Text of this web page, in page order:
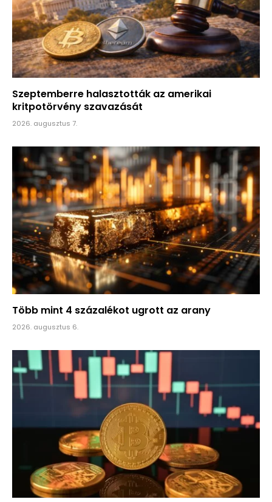
Szeptemberre halasztották az amerikai
kritpotörvény szavazását
2026. augusztus 7.
Több mint 4 százalékot ugrott az arany
2026. augusztus 6.